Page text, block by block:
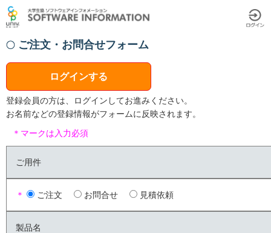
ご注文・お問合せフォーム
ログインする
登録会員の方は、ログインしてお進みください。
お名前などの登録情報がフォームに反映されます。
＊マークは入力必須
ご用件
＊ ご注文 お問合せ 見積依頼
製品名